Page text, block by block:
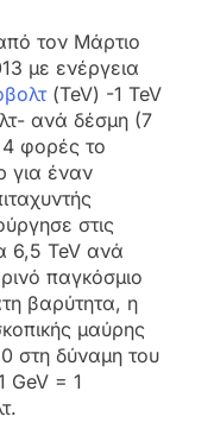
τον Μάρτιο
με ενέργεια
(TeV) -1 TeV
ανά δέσμη (7
φορές το
για έναν
στις
6,5 TeV ανά
παγκόσμιο
βαρύτητα, η
μαύρης
στη δύναμη του
GeV = 1